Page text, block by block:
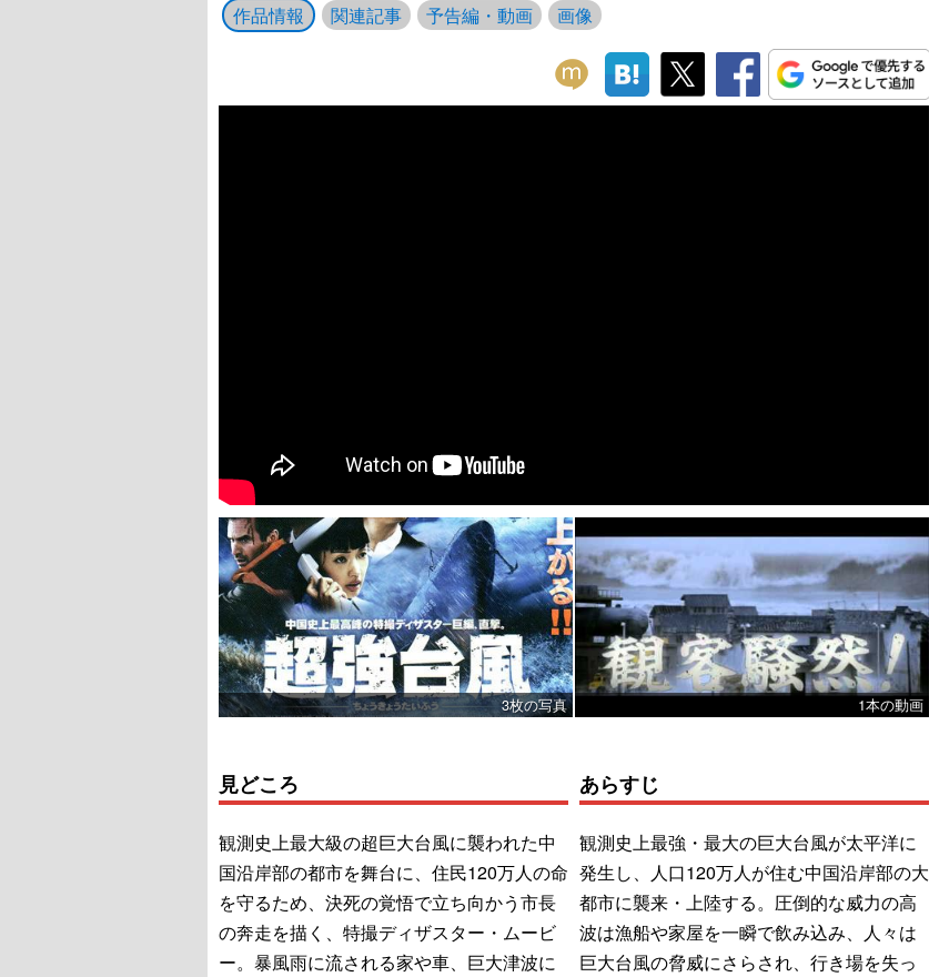
作品情報 関連記事 予告編・動画 画像
3枚の写真 1本の動画
見どころ
観測史上最大級の超巨大台風に襲われた中
国沿岸部の都市を舞台に、住民120万人の命
を守るため、決死の覚悟で立ち向かう市長
の奔走を描く、特撮ディザスター・ムービ
ー。暴風雨に流される家や車、巨大津波に
あらすじ
観測史上最強・最大の巨大台風が太平洋に
発生し、人口120万人が住む中国沿岸部の大
都市に襲来・上陸する。圧倒的な威力の高
波は漁船や家屋を一瞬で飲み込み、人々は
巨大台風の脅威にさらされ、行き場を失っ